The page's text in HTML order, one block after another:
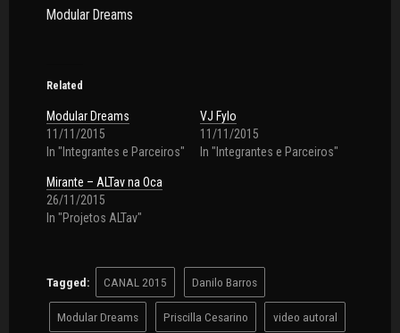
Modular Dreams
Related
Modular Dreams
11/11/2015
In "Integrantes e Parceiros"
VJ Fylo
11/11/2015
In "Integrantes e Parceiros"
Mirante – ALTav na Oca
26/11/2015
In "Projetos ALTav"
Tagged: CANAL 2015 Danilo Barros
Modular Dreams Priscilla Cesarino video autoral